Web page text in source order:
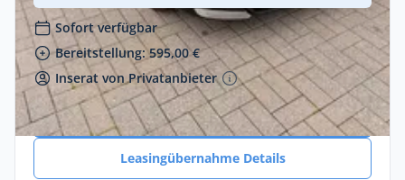
Sofort verfügbar
Bereitstellung: 595,00 €
Inserat von Privatanbieter
Zum Angebot
Leasingübernahme Details